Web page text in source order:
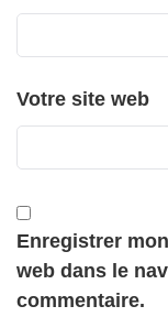
Votre site web
Enregistrer
web dans le
commentaire.